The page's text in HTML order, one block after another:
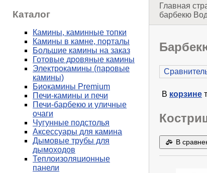
Главная
барбекю
В корзине
В
Каталог
Камины, каминные топки
Камины в камне, порталы
Большие камины на заказ
Готовые дровяные камины
Электрокамины (паровые
камины)
Биокамины Premium
Печи-камины и печи
Печи-барбекю и уличные
очаги
Чугунные подстолья
Аксессуары для камина
Дымовые трубы для
дымоходов
Теплоизоляционные
панели